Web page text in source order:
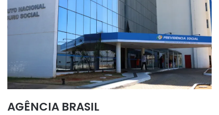
AGÊNCIA BRASIL